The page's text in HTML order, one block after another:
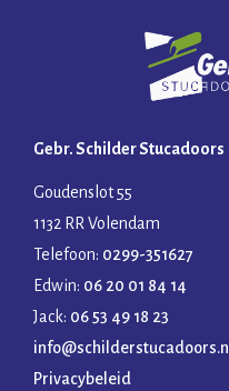
Gebr. Schilder Stucadoors
Goudenslot 55
1132 RR Volendam
Telefoon: 0299-351627
Edwin: 06 20 01 84 14
Jack: 06 53 49 18 23
info@schilderstucadoors.nl
Privacybeleid